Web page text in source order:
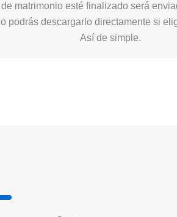
matrimonio esté finalizado será
podrás descargarlo directamente si
Así de simple.